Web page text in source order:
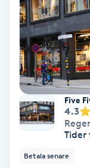
Torrborstning
Trådning
Träning
Tvätt & Fön
Five
4.3
Tider
Betala senare